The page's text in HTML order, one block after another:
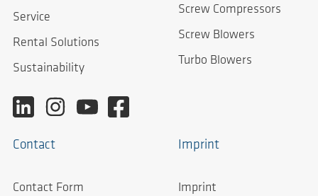
Service
Rental Solutions
Sustainability
Screw Compressors
Screw Blowers
Turbo Blowers
Contact
Contact Form
Imprint
Imprint